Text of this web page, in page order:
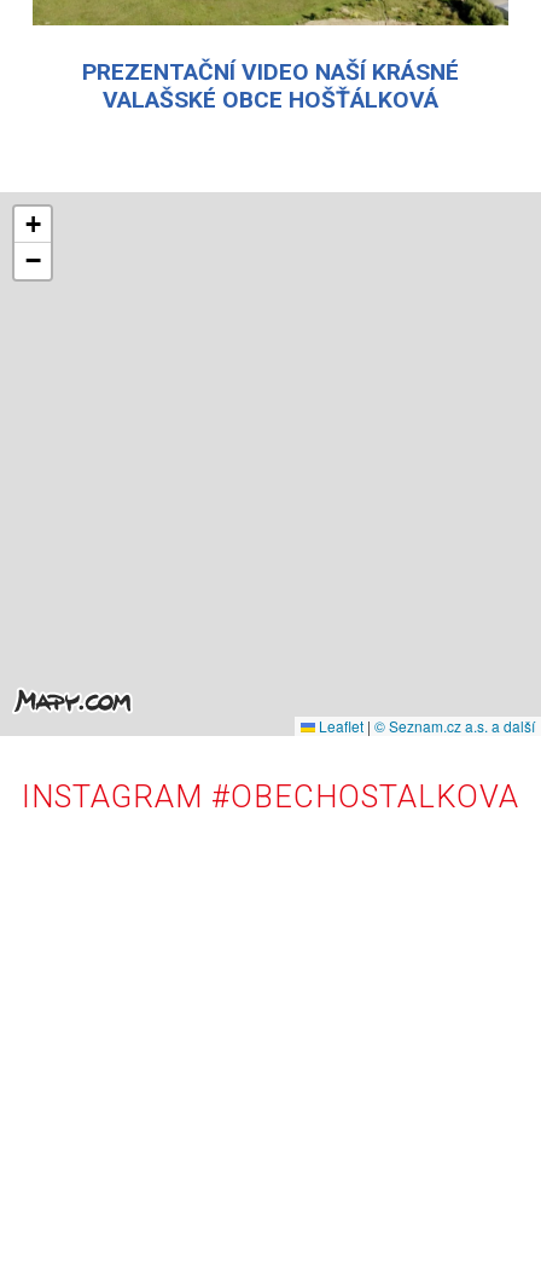
PREZENTAČNÍ VIDEO NAŠÍ KRÁSNÉ
VALAŠSKÉ OBCE HOŠŤÁLKOVÁ
+
−
Leaflet | © Seznam.cz a.s. a další
INSTAGRAM #OBECHOSTALKOVA